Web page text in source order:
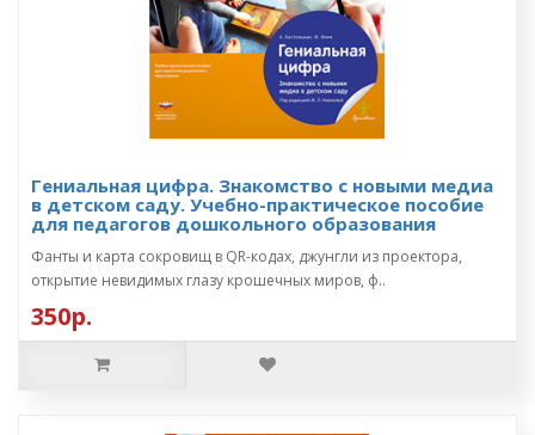
Гениальная цифра. Знакомство с новыми медиа
в детском саду. Учебно-практическое пособие
для педагогов дошкольного образования
Фанты и карта сокровищ в QR-кодах, джунгли из проектора,
открытие невидимых глазу крошечных миров, ф..
350р.